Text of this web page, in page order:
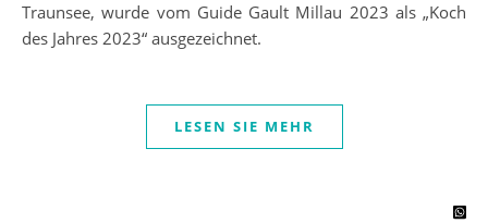
Traunsee, wurde vom Guide Gault Millau 2023 als „Koch
des Jahres 2023“ ausgezeichnet.
LESEN SIE MEHR